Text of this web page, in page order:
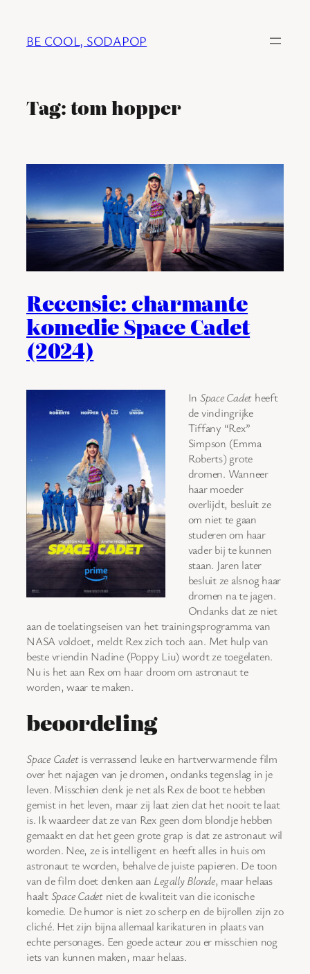
BE COOL, SODAPOP
Tag:tom hopper
Recensie: charmante
komedie Space Cadet
(2024)
In Space Cadet heeft
de vindingrijke
Tiffany “Rex”
Simpson (Emma
Roberts) grote
dromen. Wanneer
haar moeder
overlijdt, besluit ze
om niet te gaan
studeren om haar
vader bij te kunnen
staan. Jaren later
besluit ze alsnog haar
dromen na te jagen.
Ondanks dat ze niet
aan de toelatingseisen van het trainingsprogramma van
NASA voldoet, meldt Rex zich toch aan. Met hulp van
beste vriendin Nadine (Poppy Liu) wordt ze toegelaten.
Nu is het aan Rex om haar droom om astronaut te
worden, waar te maken.
beoordeling
Space Cadetis verrassend leuke en hartverwarmende film
over het najagen van je dromen, ondanks tegenslag in je
leven. Misschien denk je net als Rex de boot te hebben
gemist in het leven, maar zij laat zien dat het nooit te laat
is. Ik waardeer dat ze van Rex geen dom blondje hebben
gemaakt en dat het geen grote grap is dat ze astronaut wil
worden. Nee, ze is intelligent en heeft alles in huis om
astronaut te worden, behalve de juiste papieren. De toon
van de film doet denken aan Legally Blonde, maar helaas
haaltSpace Cadetniet de kwaliteit van die iconische
komedie. De humor is niet zo scherp en de bijrollen zijn zo
cliché. Het zijn bijna allemaal karikaturen in plaats van
echte personages. Een goede acteur zou er misschien nog
iets van kunnen maken, maar helaas.